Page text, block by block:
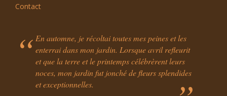
Contact
En automne, je récoltai toutes mes peines et les
enterrai dans mon jardin. Lorsque avril refleurit
et que la terre et le printemps célébrèrent leurs
noces, mon jardin fut jonché de fleurs splendides
et exceptionnelles.